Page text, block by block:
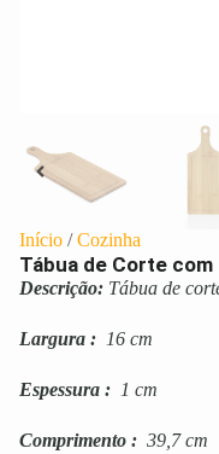
Início /Cozinha
Tábua de Corte
Descrição: Tábua de
Largura : 16 cm
Espessura : 1 cm
Comprimento : 39,7 cm